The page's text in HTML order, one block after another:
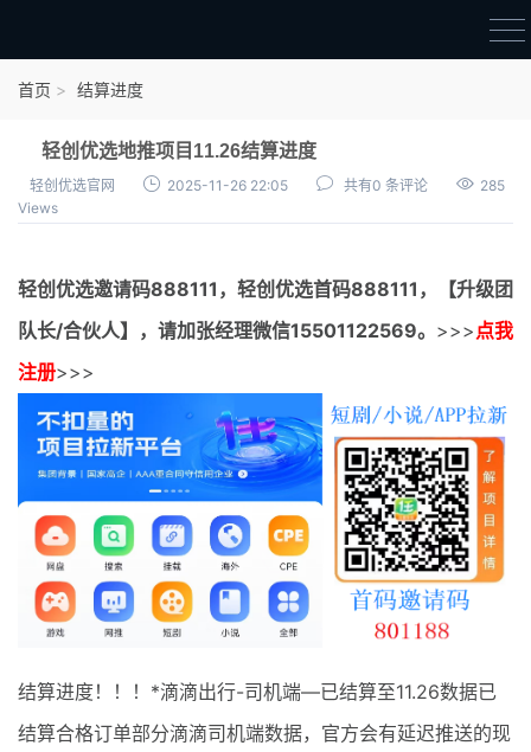
结算进度
团队长扶持
充场项目报价
无人直播
电商入门
最新通知
项目介绍
首页 结算进度
轻创优选地推项目11.26结算进度
轻创优选官网 2025-11-26 22:05 共有0 条评论
285
Views
轻创优选邀请码888111， 轻创优选首码888111，【升级团
队长/合伙人】，请加张经理微信15501122569。 >>>点我
注册>>>
结算进度！！！*滴滴出行-司机端—已结算至11.26数据已
结算合格订单部分滴滴司机端数据，官方会有延迟推送的现